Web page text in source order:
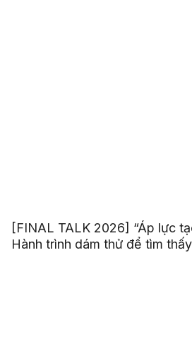
[FINAL TALK 2026] “Áp lực
Hành trình dám thử để tìm